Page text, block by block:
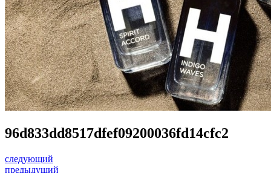
96d833dd8517dfef09200036fd14cfc2
следующий
предыдущий